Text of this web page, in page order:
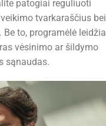
patogiai reguliuoti
tvarkaraščius bei
to, programėlė leidžia
vėsinimo ar šildymo
sąnaudas.